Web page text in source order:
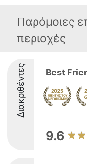
Παρόμοιες
περιοχές
Διακριθέντες Best
9.6